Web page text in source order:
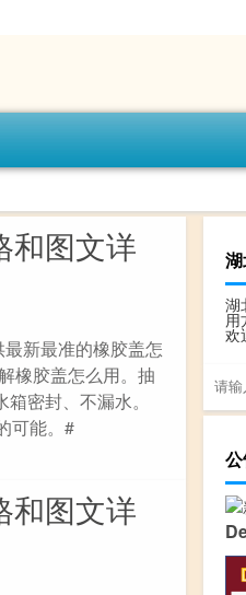
和图文详
新最准的橡胶盖怎
橡胶盖怎么用。抽
密封、不漏水。
可能。#
和图文详
湖
用
欢